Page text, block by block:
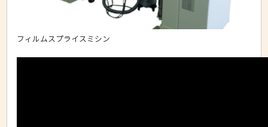
フィルムスプライスミシン